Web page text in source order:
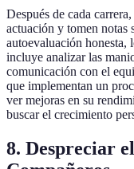
Después de cada
actuación y tomen
autoevaluación honesta,
incluye analizar las
comunicación con el
que implementan un
ver mejoras en su
buscar el crecimiento
8. Despreciar